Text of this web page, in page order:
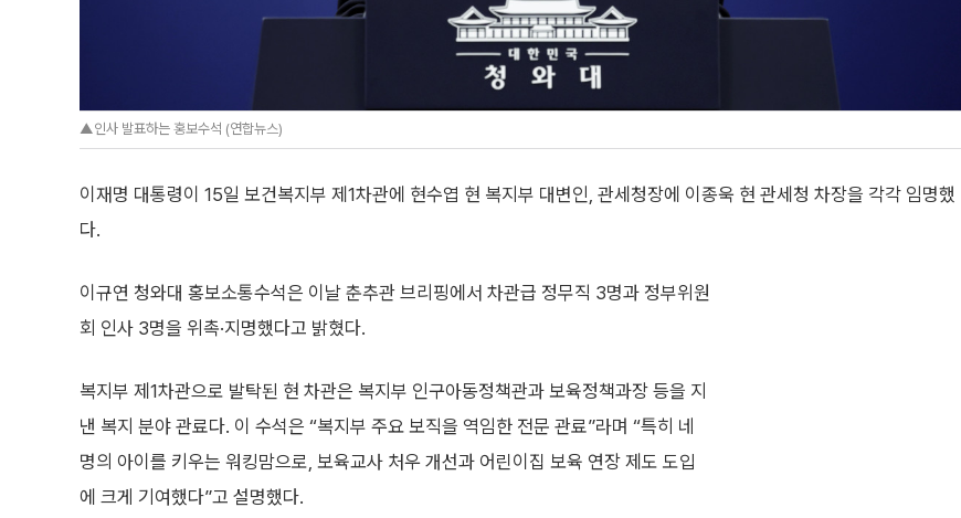
▲인사 발표하는 홍보수석 (연합뉴스)
이재명 대통령이 15일 보건복지부 제1차관에 현수엽 현 복지부 대변인, 관세청장에 이종욱 현 관세청 차장을 각각 임명했
다.
이규연 청와대 홍보소통수석은 이날 춘추관 브리핑에서 차관급 정무직 3명과 정부위원
회 인사 3명을 위촉·지명했다고 밝혔다.
복지부 제1차관으로 발탁된 현 차관은 복지부 인구아동정책관과 보육정책과장 등을 지
낸 복지 분야 관료다. 이 수석은 “복지부 주요 보직을 역임한 전문 관료”라며 “특히 네
명의 아이를 키우는 워킹맘으로, 보육교사 처우 개선과 어린이집 보육 연장 제도 도입
에 크게 기여했다”고 설명했다.